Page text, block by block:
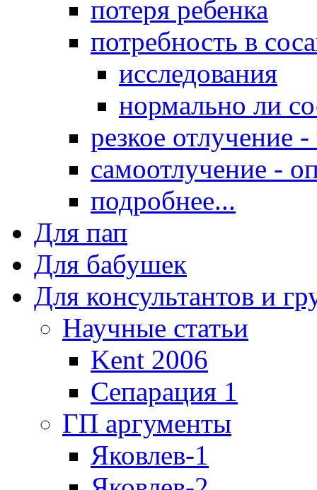
потеря ребенка
потребность в
исследования
нормально ли
резкое отлучение
самоотлучение -
подробнее...
Для пап
Для бабушек
Для консультантов и
Научные статьи
Kent 2006
Сепарация 1
ГП аргументы
Яковлев-1